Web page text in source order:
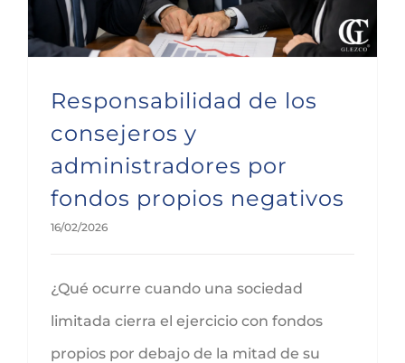
Responsabilidad de los
consejeros y
administradores por
fondos propios negativos
16/02/2026
¿Qué ocurre cuando una sociedad
limitada cierra el ejercicio con fondos
propios por debajo de la mitad de su